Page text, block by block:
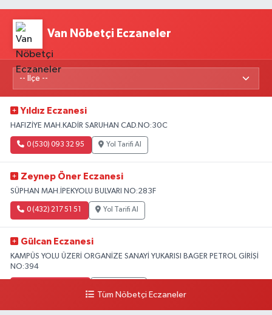
Van Nöbetçi Eczaneler
Yıldız Eczanesi
HAFIZİYE MAH.KADİR SARUHAN CAD.NO:30C
0 (530) 093 32 95 Yol Tarifi Al
Zeynep Öner Eczanesi
SÜPHAN MAH.İPEKYOLU BULVARI NO:283F
0 (432) 217 51 51 Yol Tarifi Al
Gülcan Eczanesi
KAMPÜS YOLU ÜZERİ ORGANİZE SANAYİ YUKARISI BAGER PETROL GİRİŞİ
NO:394
Tüm Nöbetçi Eczaneler